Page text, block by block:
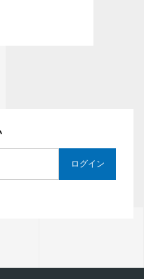
ログイン